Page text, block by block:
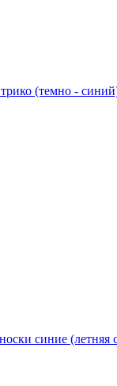
(темно -
синие (летняя